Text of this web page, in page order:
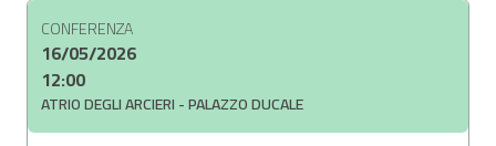
CONFERENZA
16/05/2026
12:00
ATRIO DEGLI ARCIERI - PALAZZO DUCALE